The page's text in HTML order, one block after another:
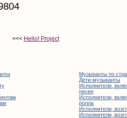
<<< Hello! Project
Музыканты по
Дети-музыканты
Исполнители,
песен
Исполнители,
ролла
Исполнители,
Исполнители,